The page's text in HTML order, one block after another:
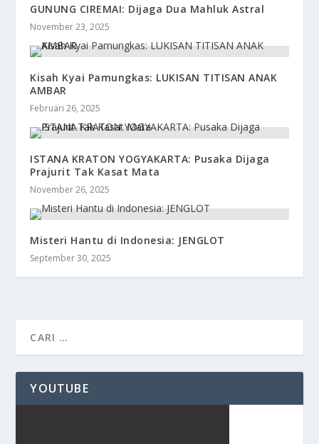
GUNUNG CIREMAI: Dijaga Dua Mahluk Astral
November 23, 2025
Kisah Kyai Pamungkas: LUKISAN TITISAN ANAK
AMBAR
Februari 26, 2025
ISTANA KRATON YOGYAKARTA: Pusaka Dijaga
Prajurit Tak Kasat Mata
November 26, 2025
Misteri Hantu di Indonesia: JENGLOT
September 30, 2025
YOUTUBE